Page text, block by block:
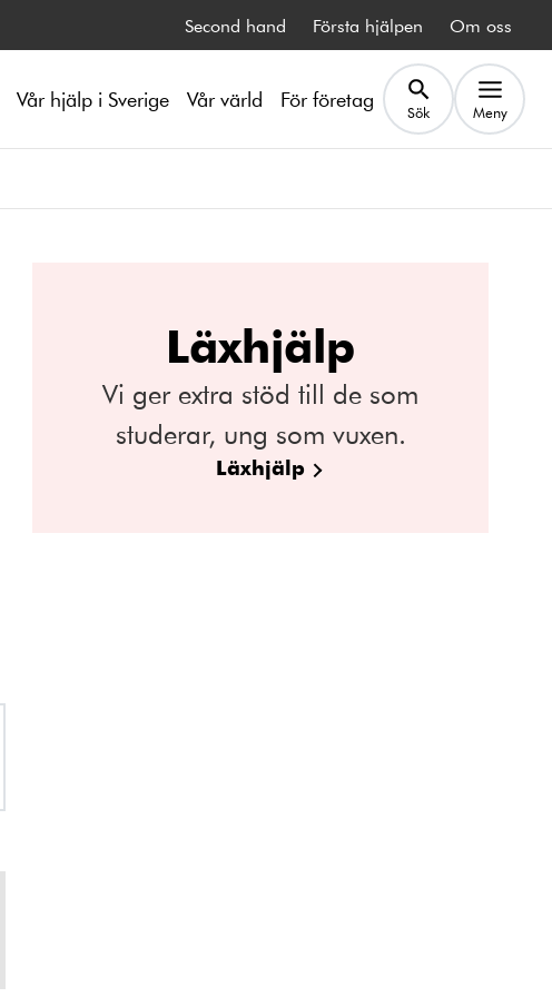
Second hand Första hjälpen Om oss
Vår hjälp i Sverige Vår värld För företag Sök Meny
Läxhjälp
Vi ger extra stöd till de som
studerar, ung som vuxen.
Läxhjälp